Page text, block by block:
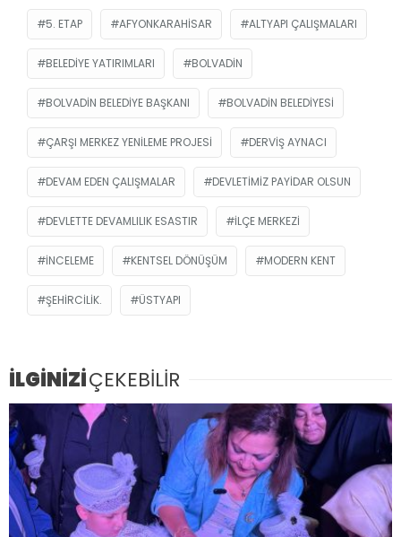
5. ETAP AFYONKARAHISAR ALTYAPI ÇALIŞMALARI
BELEDIYE YATIRIMLARI BOLVADIN
BOLVADIN BELEDIYE BAŞKANI BOLVADIN BELEDIYESI
ÇARŞI MERKEZ YENILEME PROJESI DERVIŞ AYNACI
DEVAM EDEN ÇALIŞMALAR DEVLETIMIZ PAYIDAR OLSUN
DEVLETTE DEVAMLILIK ESASTIR İLÇE MERKEZI
INCELEME KENTSEL DÖNÜŞÜM MODERN KENT
ŞEHIRCILIK. ÜSTYAPI
İLGİNİZİÇEKEBİLİR